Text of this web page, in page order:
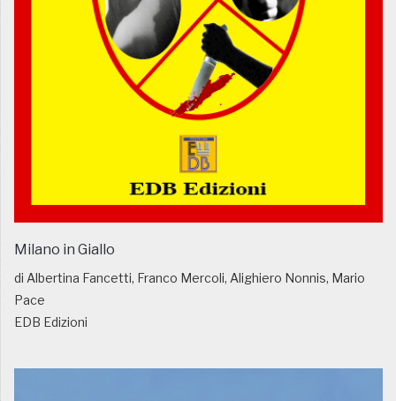
Milano in Giallo
di Albertina Fancetti, Franco Mercoli, Alighiero Nonnis, Mario
Pace
EDB Edizioni